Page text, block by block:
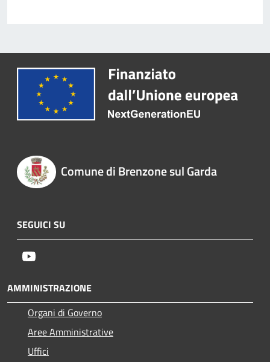
Comune di Brenzone sul Garda
SEGUICI SU
AMMINISTRAZIONE
Organi di Governo
Aree Amministrative
Uffici